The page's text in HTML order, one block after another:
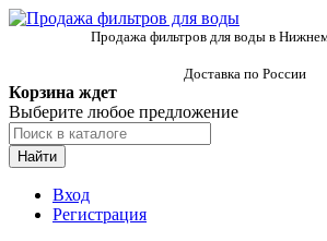
Продажа фильтров для воды в
Доставка по России
Корзина ждет
Выберите любое предложение
Найти
Вход
Регистрация